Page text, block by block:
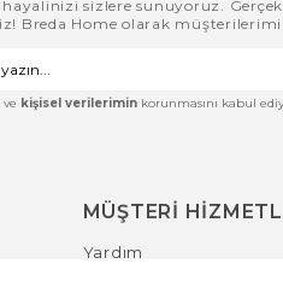
hayalinizi sizlere sunuyoruz.
Breda Home olarak
ve kişisel verilerimin korunmasını kabul
MÜŞTERİ
Yardım